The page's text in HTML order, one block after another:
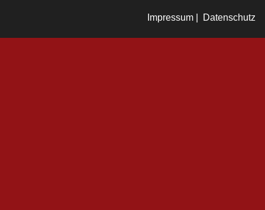
Datenschutz
Impressum |